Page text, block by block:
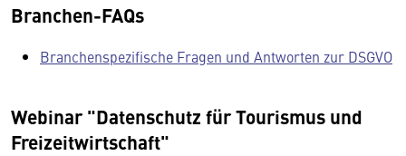
Branchen-FAQs
Branchenspezifische Fragen und Antworten zur DSGVO
Webinar "Datenschutz für Tourismus und
Freizeitwirtschaft"